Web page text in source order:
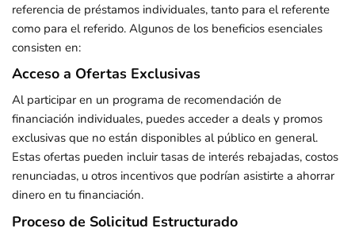
referencia de préstamos individuales, tanto para el referente
como para el referido. Algunos de los beneficios esenciales
consisten en:
Acceso a Ofertas Exclusivas
Al participar en un programa de recomendación de
financiación individuales, puedes acceder a deals y promos
exclusivas que no están disponibles al público en general.
Estas ofertas pueden incluir tasas de interés rebajadas, costos
renunciadas, u otros incentivos que podrían asistirte a ahorrar
dinero en tu financiación.
Proceso de Solicitud Estructurado